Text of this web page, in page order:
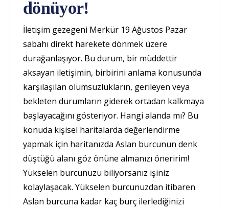
dönüyor!
İletişim gezegeni Merkür 19 Ağustos Pazar
sabahı direkt harekete dönmek üzere
durağanlaşıyor. Bu durum, bir müddettir
aksayan iletişimin, birbirini anlama konusunda
karşılaşılan olumsuzlukların, gerileyen veya
bekleten durumların giderek ortadan kalkmaya
başlayacağını gösteriyor. Hangi alanda mı? Bu
konuda kişisel haritalarda değerlendirme
yapmak için haritanızda Aslan burcunun denk
düştüğü alanı göz önüne almanızı öneririm!
Yükselen burcunuzu biliyorsanız işiniz
kolaylaşacak. Yükselen burcunuzdan itibaren
Aslan burcuna kadar kaç burç ilerlediğinizi